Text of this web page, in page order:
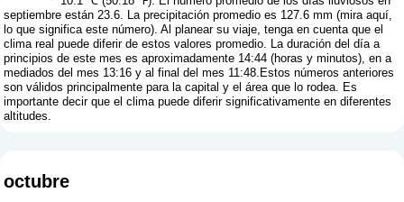
septiembre están 23.6. La precipitación promedio es 127.6 mm (mira aquí,
lo que significa este número). Al planear su viaje, tenga en cuenta que el
clima real puede diferir de estos valores promedio. La duración del día a
principios de este mes es aproximadamente 14:44 (horas y minutos), en a
mediados del mes 13:16 y al final del mes 11:48.Estos números anteriores
son válidos principalmente para la capital y el área que lo rodea. Es
importante decir que el clima puede diferir significativamente en diferentes
altitudes.
octubre